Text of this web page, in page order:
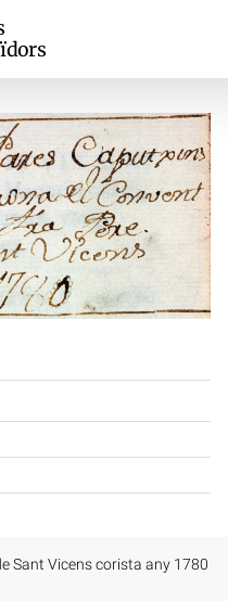
Sant Vicens corista any 1780